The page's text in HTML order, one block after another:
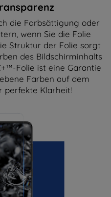
die Farbsättigung oder
wenn Sie die Folie
Struktur der Folie sorgt
des Bildschirminhalts
Folie ist eine Garantie
Farben auf dem
perfekte Klarheit!